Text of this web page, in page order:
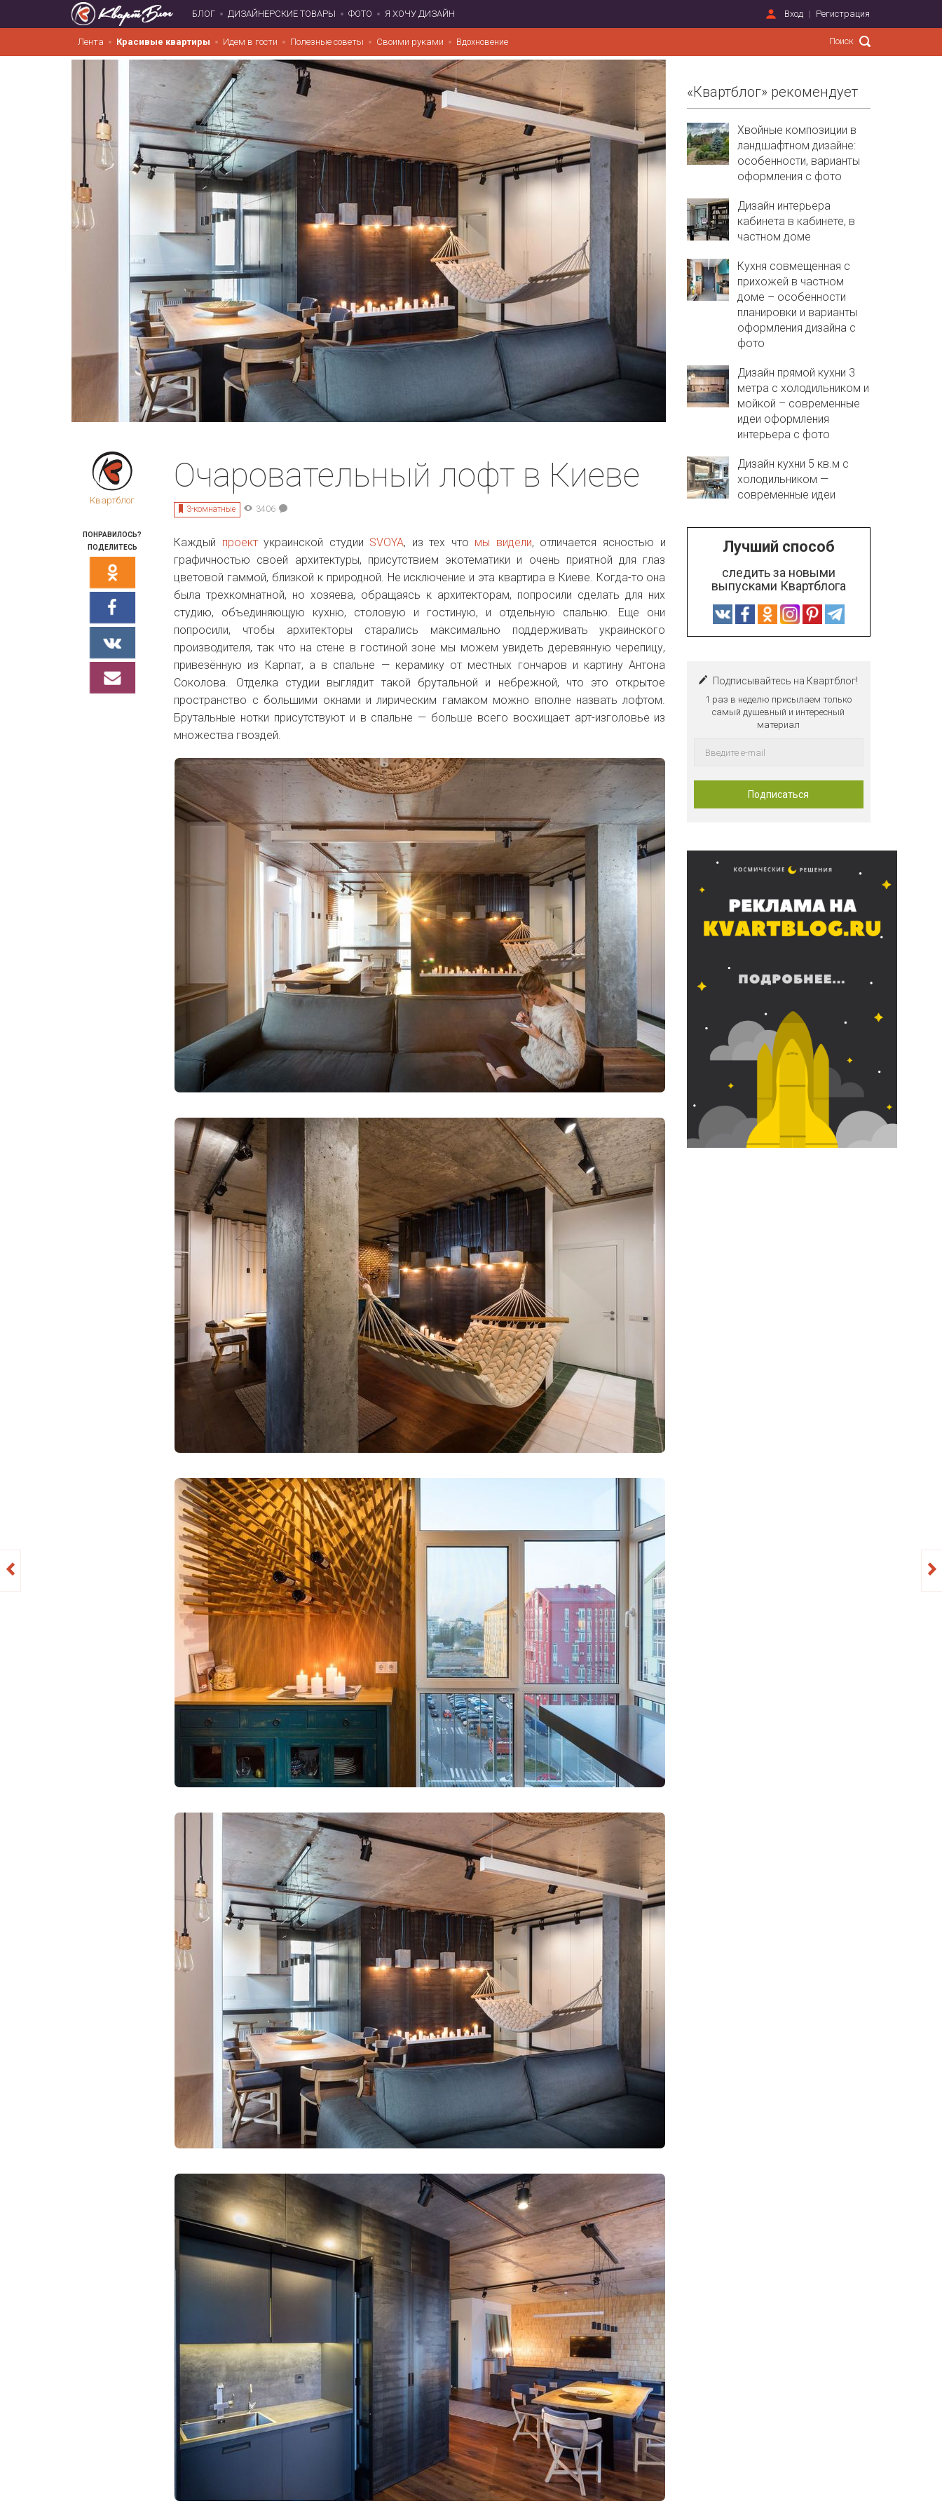
БЛОГ ДИЗАЙНЕРСКИЕ ТОВАРЫ ФОТО Я ХОЧУ ДИЗАЙН Вход Регистрация
Лента Красивые квартиры Идем в гости Полезные советы Своими руками Вдохновение
Квартблог
ПОНРАВИЛОСЬ?
ПОДЕЛИТЕСЬ
Очаровательный лофт в Киеве
3-комнатные 3406
Каждый проектукраинской студии SVOYA, из тех что мы видели, отличается ясностью и
графичностью своей архитектуры, присутствием экотематики и очень приятной для глаз
цветовой гаммой, близкой к природной. Не исключение и эта квартира в Киеве. Когда-то она
была трехкомнатной, но хозяева, обращаясь к архитекторам, попросили сделать для них
студию, объединяющую кухню, столовую и гостиную, и отдельную спальню. Еще они
попросили, чтобы архитекторы старались максимально поддерживать украинского
производителя, так что на стене в гостиной зоне мы можем увидеть деревянную черепицу,
привезённую из Карпат, а в спальне — керамику от местных гончаров и картину Антона
Соколова. Отделка студии выглядит такой брутальной и небрежной, что это открытое
пространство с большими окнами и лирическим гамаком можно вполне назвать лофтом.
Брутальные нотки присутствуют и в спальне — больше всего восхищает арт-изголовье из
множества гвоздей.
«Квартблог» рекомендует
Хвойные композиции в
ландшафтном дизайне:
особенности, варианты
оформления с фото
Дизайн интерьера
кабинета в кабинете, в
частном доме
Кухня совмещенная с
прихожей в частном
доме – особенности
планировки и варианты
оформления дизайна с
фото
Дизайн прямой кухни 3
метра с холодильником и
мойкой – современные
идеи оформления
интерьера с фото
Дизайн кухни 5 кв.м с
холодильником —
современные идеи
Лучший способ
следить за новыми
выпусками Квартблога
Подписывайтесь на Квартблог!
1 раз в неделю присылаем только
самый душевный и интересный
материал